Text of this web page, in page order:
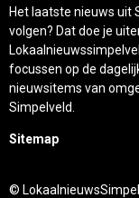
Het laatste nieuws uit
volgen? Dat doe je
focussen op de
nieuwsitems van
Simpelveld.
Sitemap
©